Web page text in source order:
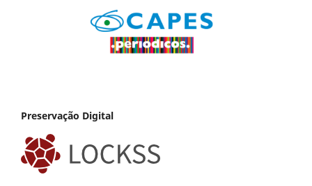
Preservação Digital